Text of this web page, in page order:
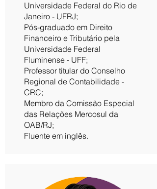
Universidade Federal do Rio de
Janeiro - UFRJ;
Pós-graduado em Direito
Financeiro e Tributário pela
Universidade Federal
Fluminense - UFF;
Professor titular do Conselho
Regional de Contabilidade -
CRC;
Membro da Comissão Especial
das Relações Mercosul da
OAB/RJ;
Fluente em inglês.